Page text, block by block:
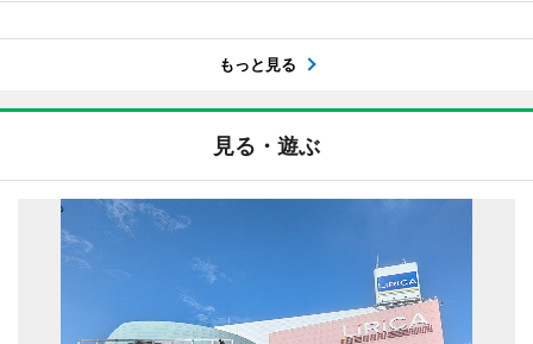
もっと見る
見る・遊ぶ